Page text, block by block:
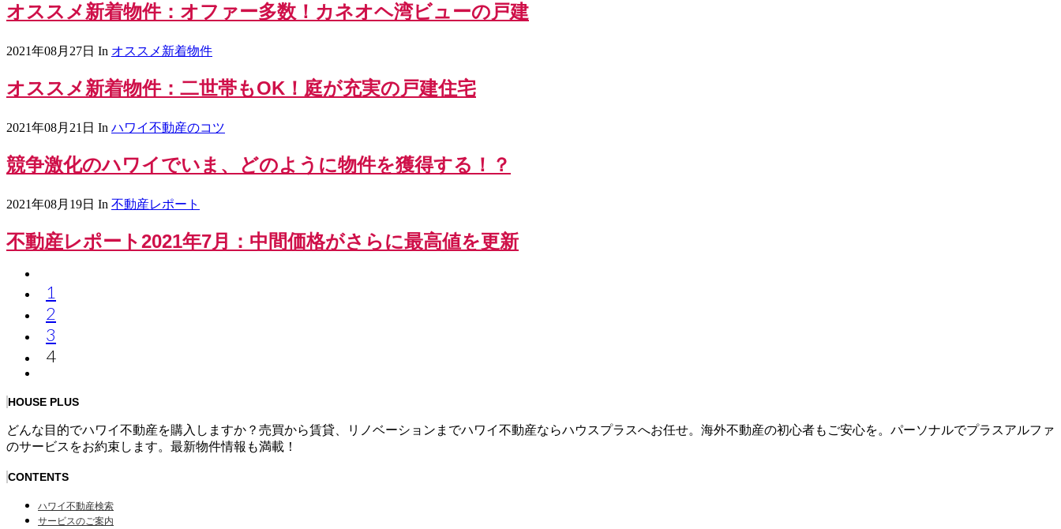
オススメ新着物件：オファー多数！カネオヘ湾ビューの戸建
2021年08月27日 In オススメ新着物件
オススメ新着物件：二世帯もOK！庭が充実の戸建住宅
2021年08月21日 In ハワイ不動産のコツ
競争激化のハワイでいま、どのように物件を獲得する！？
2021年08月19日 In 不動産レポート
不動産レポート2021年7月：中間価格がさらに最高値を更新
1
2
3
4
HOUSE PLUS
どんな目的でハワイ不動産を購入しますか？売買から賃貸、リノベーションまでハワイ不動産ならハウスプラスへお任せ。海外不動産の初心者もご安心を。パーソナルでプラスアルファ
のサービスをお約束します。最新物件情報も満載！
CONTENTS
ハワイ不動産検索
サービスのご案内